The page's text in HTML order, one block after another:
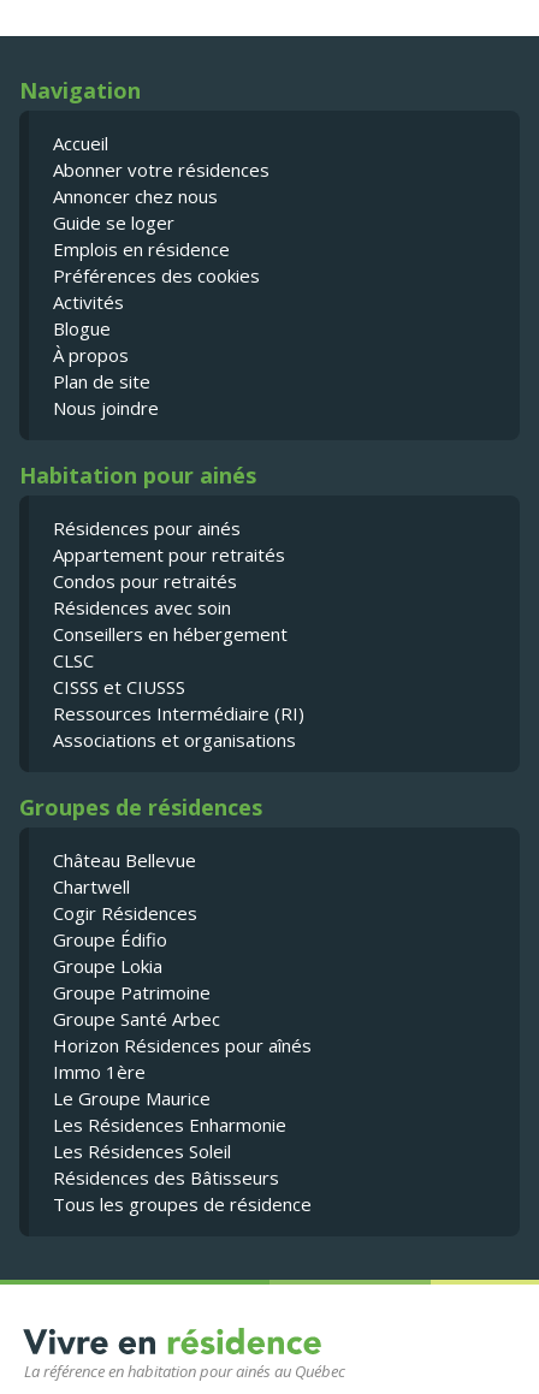
La référence en habitation pour ainés au Québec
Navigation
Accueil
Abonner votre résidences
Annoncer chez nous
Guide se loger
Emplois en résidence
Préférences des cookies
Activités
Blogue
À propos
Plan de site
Nous joindre
Habitation pour ainés
Résidences pour ainés
Appartement pour retraités
Condos pour retraités
Résidences avec soin
Conseillers en hébergement
CLSC
CISSS et CIUSSS
Ressources Intermédiaire (RI)
Associations et organisations
Groupes de résidences
Château Bellevue
Chartwell
Cogir Résidences
Groupe Édifio
Groupe Lokia
Groupe Patrimoine
Groupe Santé Arbec
Horizon Résidences pour aînés
Immo 1ère
Le Groupe Maurice
Les Résidences Enharmonie
Les Résidences Soleil
Résidences des Bâtisseurs
Tous les groupes de résidence